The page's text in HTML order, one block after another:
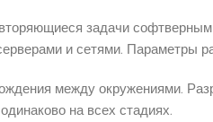
задачи
и сетями. Параметры
между окружениями.
на всех стадиях.